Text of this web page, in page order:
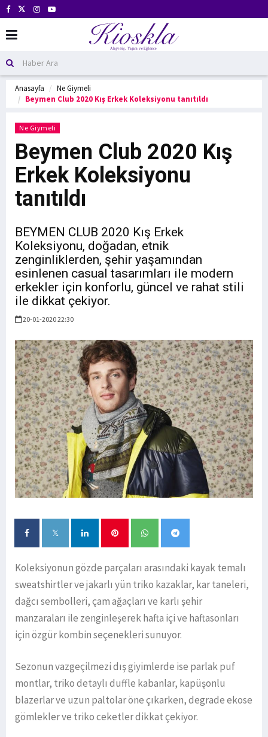
Anasayfa
Ne Giymeli
Beymen Club 2020 Kış Erkek Koleksiyonu tanıtıldı
Ne Giymeli
Beymen Club 2020 Kış
Erkek Koleksiyonu
tanıtıldı
BEYMEN CLUB 2020 Kış Erkek
Koleksiyonu, doğadan, etnik
zenginliklerden, şehir yaşamından
esinlenen casual tasarımları ile modern
erkekler için konforlu, güncel ve rahat stili
ile dikkat çekiyor.
20-01-2020 22:30
Koleksiyonun gözde parçaları arasındaki kayak temalı
sweatshirtler ve jakarlı yün triko kazaklar, kar taneleri,
dağcı sembolleri, çam ağaçları ve karlı şehir
manzaraları ile zenginleşerek hafta içi ve haftasonları
için özgür kombin seçenekleri sunuyor.
Sezonun vazgeçilmezi dış giyimlerde ise parlak puf
montlar, triko detaylı duffle kabanlar, kapüşonlu
blazerlar ve uzun paltolar öne çıkarken, degrade ekose
gömlekler ve triko ceketler dikkat çekiyor.